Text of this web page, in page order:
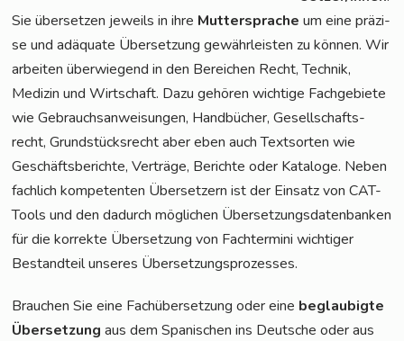
Sie über­set­zen jeweils in ihre Mut­ter­spra­che um eine prä­zi­
se und adäqua­te Über­set­zung gewähr­leis­ten zu kön­nen. Wir
arbei­ten über­wie­gend in den Berei­chen Recht, Tech­nik,
Medi­zin und Wirt­schaft. Dazu gehö­ren wich­ti­ge Fach­ge­bie­te
wie Gebrauchs­an­wei­sun­gen, Hand­bü­cher, Gesell­schafts­
recht, Grund­stücks­recht aber eben auch Text­sor­ten wie
Geschäfts­be­rich­te, Ver­trä­ge, Berich­te oder Kata­lo­ge. Neben
fach­lich kom­pe­ten­ten Über­set­zern ist der Ein­satz von CAT-
Tools und den dadurch mög­li­chen Über­set­zungs­da­ten­ban­ken
für die kor­rek­te Über­set­zung von Fach­ter­mi­ni wich­ti­ger
Bestand­teil unse­res Übersetzungsprozesses.
Brau­chen Sie eine Fach­über­set­zung oder eine beglau­big­te
Über­set­zung aus dem Spa­ni­schen ins Deut­sche oder aus